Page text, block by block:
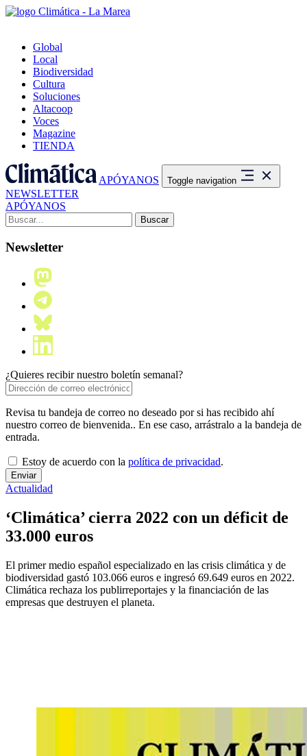
Global
Local
Biodiversidad
Cultura
Soluciones
Altacoop
Voces
Magazine
TIENDA
APÓYANOS Toggle navigation
NEWSLETTER
APÓYANOS
Buscar:
Newsletter
¿Quieres recibir nuestro boletín semanal?
Revisa tu bandeja de correo no deseado por si has recibido ahí
nuestro correo de bienvenida.. En ese caso, arrástralo a la bandeja de
entrada.
Estoy de acuerdo con la política de privacidad.
Actualidad
‘Climática’ cierra 2022 con un déficit de
33.000 euros
El primer medio español especializado en las crisis climática y de
biodiversidad gastó 103.066 euros e ingresó 69.649 euros en 2022.
Climática rechaza los publirreportajes y la financiación de las
empresas que destruyen el planeta.